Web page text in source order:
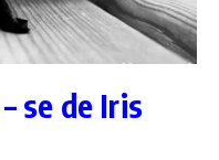
se de Iris